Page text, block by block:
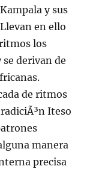
y sus
en ello
los
se derivan de
de ritmos
Iteso
manera
precisa